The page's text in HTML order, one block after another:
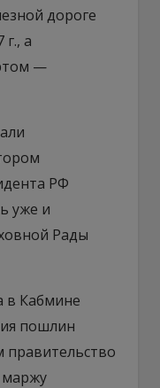
дороге
а
—
РФ
уже и
Рады
в Кабмине
пошлин
правительство
маржу